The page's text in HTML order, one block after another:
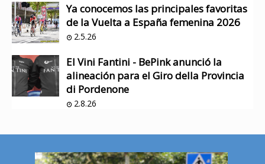
Ya conocemos las principales favoritas
de la Vuelta a España femenina 2026
2.5.26
El Vini Fantini - BePink anunció la
alineación para el Giro della Provincia
di Pordenone
2.8.26